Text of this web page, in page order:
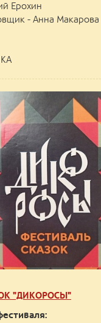
Ерохин
- Анна Макарова
"ДИКОРОСЫ"